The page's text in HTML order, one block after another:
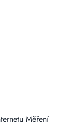
Měření